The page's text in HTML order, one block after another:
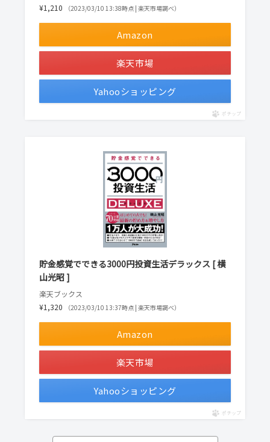
¥1,210
（2023/03/10 13:38時点 | 楽天市場調べ）
Amazon
楽天市場
Yahooショッピング
ポチップ
貯金感覚でできる3000円投資生活デラックス [ 横
山光昭 ]
楽天ブックス
¥1,320
（2023/03/10 13:37時点 | 楽天市場調べ）
Amazon
楽天市場
Yahooショッピング
ポチップ